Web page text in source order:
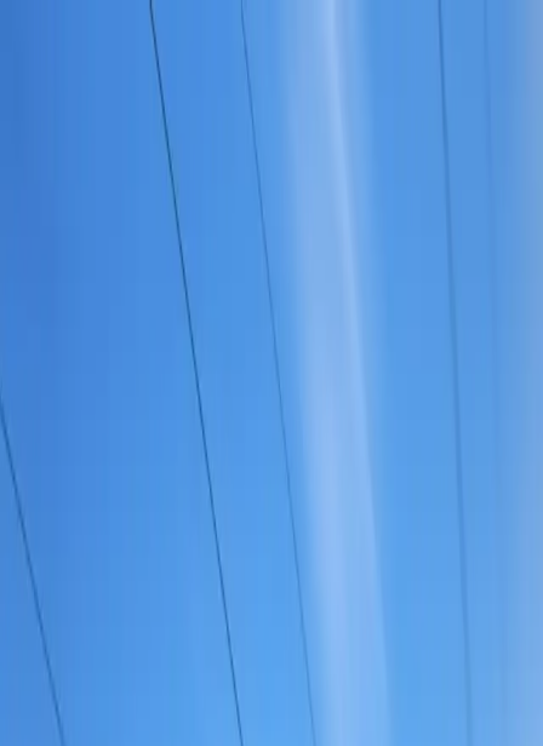
Yurt İçi Turları
0850 303 50 90
Antonina Turizm · Belge No 4011
SAPSAN HIZLI TRENİ İLE MOSKOVA
& PETERSBURG - KUTUP YILDIZI
SAPSAN HIZLI TRENİ İLE MOSKOVA & PETERSBURG -
KUTUP YILDIZI turlarımız hakkında detaylı bilgi ve rezervasyon
için iletişim bilgilerinizi bırakın, sizi arayalım.